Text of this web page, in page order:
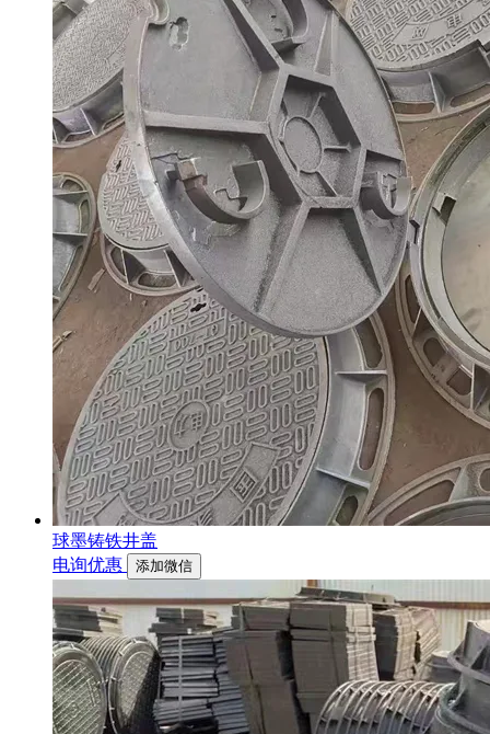
球墨铸铁井盖
电询优惠
添加微信